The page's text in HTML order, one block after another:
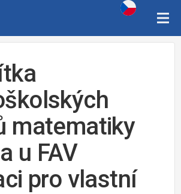
matematiky
u FAV
pro vlastní